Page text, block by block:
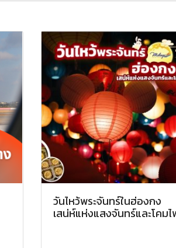
วันไหว้พระจันทร์ในฮ่องกง
เสน่ห์แห่งแสงจันทร์และโคม